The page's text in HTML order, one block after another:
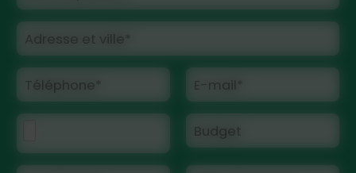
Adresse et ville*
Téléphone* E-mail*
Budget